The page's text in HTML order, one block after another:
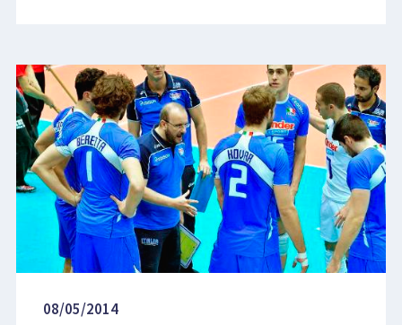
08/05/2014